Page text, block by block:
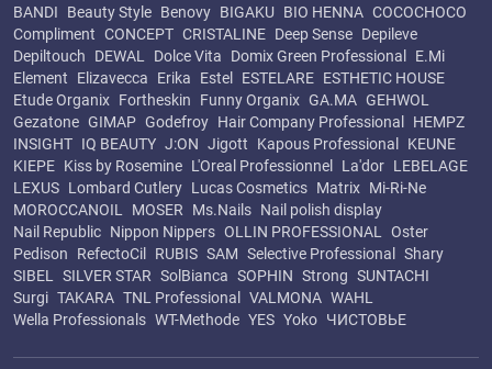
BANDI
Beauty Style Benovy BIGAKU BIO HENNA COCOCHOCO
Compliment CONCEPT CRISTALINE Deep Sense Depileve
Depiltouch
DEWAL Dolce Vita Domix Green Professional
E.Mi
Element
Elizavecca Erika Estel ESTELARE ESTHETIC HOUSE
Etude Organix Fortheskin Funny Organix GA.MA GEHWOL
Gezatone GIMAP Godefroy Hair Company Professional
HEMPZ
INSIGHT IQ BEAUTY J:ON Jigott Kapous Professional
KEUNE
KIEPE Kiss by Rosemine L'Oreal Professionnel La'dor LEBELAGE
LEXUS Lombard Cutlery Lucas Cosmetics Matrix Mi-Ri-Ne
MOROCCANOIL
MOSER Ms.Nails Nail polish display
Nail Republic Nippon Nippers OLLIN PROFESSIONAL
Oster
Pedison
RefectoCil RUBIS SAM Selective Professional
Shary
SIBEL
SILVER STAR SolBianca SOPHIN Strong SUNTACHI
Surgi TAKARA TNL Professional VALMONA WAHL
Wella Professionals WT-Methode YES Yoko ЧИСТОВЬЕ